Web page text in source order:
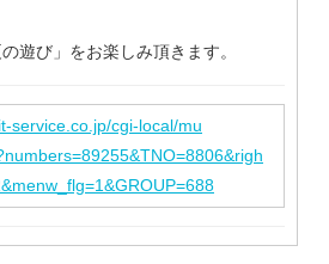
遊び」をお楽しみ頂きます。
service.co.jp/cgi-local/mu